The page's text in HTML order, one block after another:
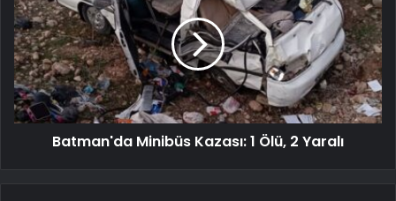
Batman'da Minibüs Kazası: 1 Ölü, 2 Yaralı